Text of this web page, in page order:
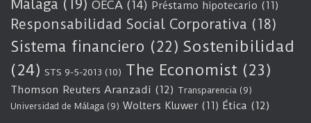
Málaga (19) OECA (14) Préstamo hipotecario (11)
Responsabilidad Social Corporativa (18)
Sistema financiero (22) Sostenibilidad
(24) STS 9-5-2013 (10) The Economist (23)
Thomson Reuters Aranzadi (12) Transparencia (9)
Universidad de Málaga (9) Wolters Kluwer (11) Ética (12)